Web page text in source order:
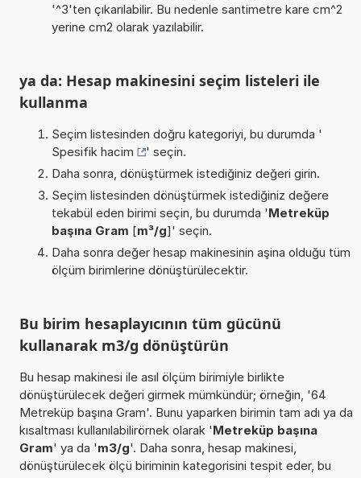
'^3'ten çıkarılabilir. Bu nedenle santimetre kare cm^2
yerine cm2 olarak yazılabilir.
ya da: Hesap makinesini seçim listeleri ile
kullanma
Seçim listesinden doğru kategoriyi, bu durumda '
Spesifik hacim
' seçin.
Daha sonra, dönüştürmek istediğiniz değeri girin.
Seçim listesinden dönüştürmek istediğiniz değere
tekabül eden birimi seçin, bu durumda 'Metreküp
başına Gram [m³/g]' seçin.
Daha sonra değer hesap makinesinin aşina olduğu tüm
ölçüm birimlerine dönüştürülecektir.
Bu birim hesaplayıcının tüm gücünü
kullanarak m3/g dönüştürün
Bu hesap makinesi ile asıl ölçüm birimiyle birlikte
dönüştürülecek değeri girmek mümkündür; örneğin, '64
Metreküp başına Gram'. Bunu yaparken birimin tam adı ya da
kısaltması kullanılabilirörnek olarak 'Metreküp başına
Gram' ya da 'm3/g'. Daha sonra, hesap makinesi,
dönüştürülecek ölçü biriminin kategorisini tespit eder, bu